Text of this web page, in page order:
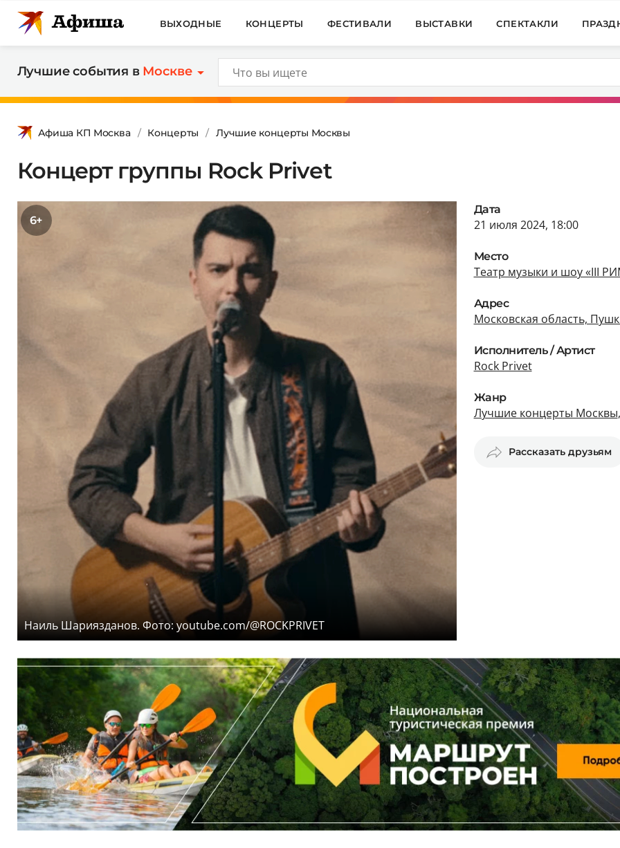
ВЫХОДНЫЕ КОНЦЕРТЫ ФЕСТИВАЛИ ВЫСТАВКИ СПЕКТАКЛИ
Лучшие события в Москве
Афиша КП Москва Концерты Лучшие концерты Москвы
Концерт группы Rock Privet
6+
Наиль Шариязданов. Фото: youtube.com/@ROCKPRIVET
Дата
21 июля 2024, 18:00
Место
Театр музыки и шоу «III
Адрес
Московская область,
Исполнитель / Артист
Rock Privet
Жанр
Лучшие концерты Москвы
Рассказать друзьям